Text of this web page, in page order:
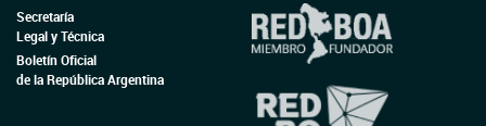
Secretaría
Legal y Técnica
Boletín Oficial
de la República Argentina